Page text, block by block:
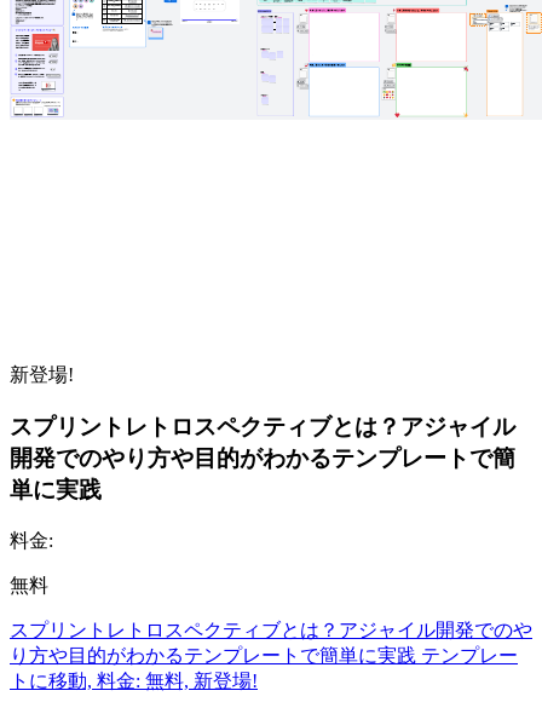
新登場!
スプリントレトロスペクティブとは？アジャイル
開発でのやり方や目的がわかるテンプレートで簡
単に実践
料金:
無料
スプリントレトロスペクティブとは？アジャイル開発でのや
り方や目的がわかるテンプレートで簡単に実践 テンプレー
トに移動, 料金: 無料, 新登場!